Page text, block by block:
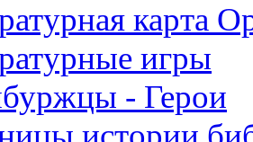
карта
игры
- Герои